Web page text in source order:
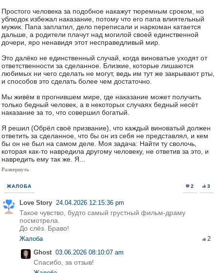
Простого человека за подобное накажут тюремным сроком, но
ублюдок избежал наказание, потому что его папа влиятельный
мужик. Папа заплатил, дело переписали и наркоман катается
дальше, а родители плачут над могилой своей единственной
дочери, яро ненавидя этот несправедливый мир.
Это далёко не единственный случай, когда виноватые уходят от
ответственности за сделанное. Близкие, которые лишаются
любимых ни чего сделать не могут, ведь им тут же закрывают рты,
и способов это сделать более чем достаточно.
Мы живём в прогнившем мире, где наказание может получить
только бедный человек, а в некоторых случаях бедный несёт
наказание за то, что совершил богатый.
Я решил (Обрёл своё призвание), что каждый виноватый должен
ответить за сделанное, что бы он из себя не представлял, и кем
бы он не был на самом деле. Моя задача: Найти ту сволочь,
которая как-то навредила другому человеку, не ответив за это, и
навредить ему так же. Я...
Развернуть
ЖАЛОБА 2 3
Love Story 24.04.2026 12:15:36 pm
Такое чувство, будто самый грустный фильм-драму
посмотрела.
До слёз. Браво!
Жалоба
2
Ghost 03.06.2026 08:10:07 am
Спасибо, за отзыв!